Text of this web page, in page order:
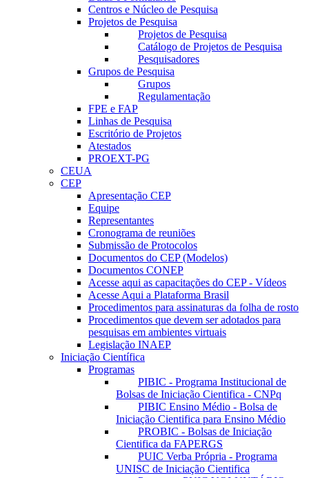
Centros e Núcleo de Pesquisa
Projetos de Pesquisa
Projetos de Pesquisa
Catálogo de Projetos de Pesquisa
Pesquisadores
Grupos de Pesquisa
Grupos
Regulamentação
FPE e FAP
Linhas de Pesquisa
Escritório de Projetos
Atestados
PROEXT-PG
CEUA
CEP
Apresentação CEP
Equipe
Representantes
Cronograma de reuniões
Submissão de Protocolos
Documentos do CEP (Modelos)
Documentos CONEP
Acesse aqui as capacitações do CEP - Vídeos
Acesse Aqui a Plataforma Brasil
Procedimentos para assinaturas da folha de rosto
Procedimentos que devem ser adotados para
pesquisas em ambientes virtuais
Legislação INAEP
Iniciação Científica
Programas
PIBIC - Programa Institucional de
Bolsas de Iniciação Cientifica - CNPq
PIBIC Ensino Médio - Bolsa de
Iniciação Cientifica para Ensino Médio
PROBIC - Bolsas de Iniciação
Cientifica da FAPERGS
PUIC Verba Própria - Programa
UNISC de Iniciação Cientifica